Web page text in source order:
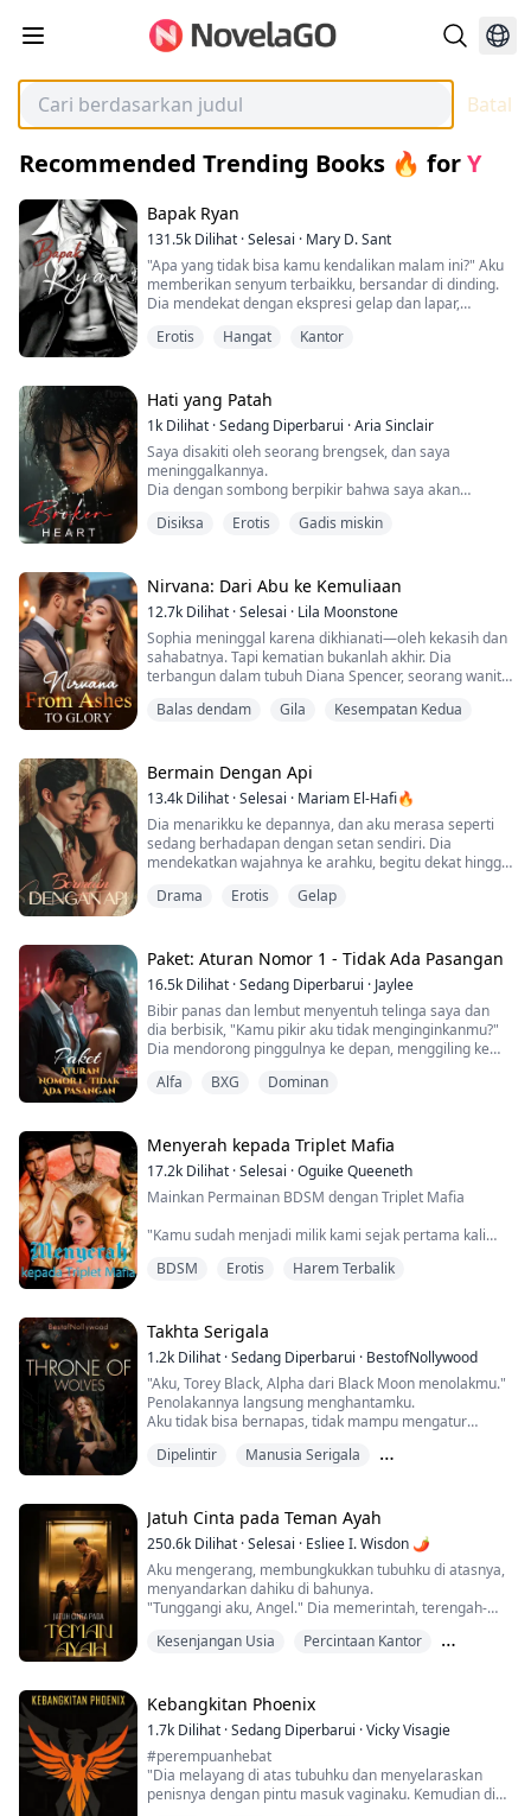
Batal
Recommended Trending Books 🔥 forY
Bapak Ryan
131.5k Dilihat ·Selesai · Mary D. Sant
"Apa yang tidak bisa kamu kendalikan malam ini?" Aku
memberikan senyum terbaikku, bersandar di dinding.
Dia mendekat dengan ekspresi gelap dan lapar,
tangannya meraih wajahku, dan dia menekan tubuhnya
kasar.
Lidahnya membuatku terengah-engah.
"Kalau kamu tidak ikut denganku, aku akan meniduri
kamu di sini." Dia berbisik.
_...
Erotis Hangat Kantor
Hati yang Patah
1k Dilihat ·Sedang Diperbarui ·Aria Sinclair
Saya disakiti oleh seorang brengsek, dan saya
meninggalkannya.
Dia dengan sombong berpikir bahwa saya akan
Dia salah!
lagi; dia dengan malu-malu datang mencariku, bahkan
berlutut untuk memohon perdamaian...
Disiksa Erotis Gadis miskin
Nirvana: Dari Abu ke Kemuliaan
12.7k Dilihat ·Selesai · Lila Moonstone
Sophia meninggal karena dikhianati—oleh kekasih dan
sahabatnya. Tapi kematian bukanlah akhir. Dia
terbangun dalam tubuh Diana Spencer, seorang wanita
Diana dan hasrat membara untuk balas dendam, dia
siap merebut kembali apa yang menjadi miliknya dan
mem...
Balas dendam Gila Kesempatan Kedua
Bermain Dengan Api
13.4k Dilihat ·Selesai · Mariam El-Hafi🔥
Dia menarikku ke depannya, dan aku merasa seperti
sedang berhadapan dengan setan sendiri. Dia
mendekatkan wajahnya ke arahku, begitu dekat hingga
bertabrakan. Aku menelan ludah saat menatapnya
“Kita akan ngobrol sebentar lagi, oke?” Aku tidak bisa
bicara, hanya bisa menatapnya dengan ...
Drama Erotis Gelap
Paket: Aturan Nomor 1 - Tidak Ada Pasangan
16.5k Dilihat ·Sedang Diperbarui · Jaylee
Bibir panas dan lembut menyentuh telinga saya dan
dia berbisik, "Kamu pikir aku tidak menginginkanmu?"
Dia mendorong pinggulnya ke depan, menggiling ke
"Benarkah?" Dia tertawa kecil.
dengan hasrat. "Aku tidak mau kamu menyentuhku."
Saya jatuh ke depan di atas tempat tidur lalu berbalik
untuk menatapnya. Ta...
Alfa BXG Dominan
Menyerah kepada Triplet Mafia
17.2k Dilihat ·Selesai ·Oguike Queeneth
Mainkan Permainan BDSM dengan Triplet Mafia
"Kamu sudah menjadi milik kami sejak pertama kali
Salah satu dari triplet itu berkata, menarik kepalaku ke
belakang untuk bertemu dengan tatapan matanya
yang tajam.
"Kamu adalah milik kami unt...
BDSM Erotis Harem Terbalik
Takhta Serigala
1.2k Dilihat ·Sedang Diperbarui · BestofNollywood
"Aku, Torey Black, Alpha dari Black Moon menolakmu."
Penolakannya langsung menghantamku.
Aku tidak bisa bernapas, tidak mampu mengatur
bisa menahan diriku sendiri saat melihat mobilnya
Aku bahkan tidak bisa menghibur serigalaku, dia
langsung mundur ke belakang pikiranku, melarangku
untuk be...
Dipelintir
Manusia Serigala
Jatuh Cinta pada Teman Ayah
250.6k Dilihat ·Selesai · Esliee I. Wisdon 🌶
Aku mengerang, membungkukkan tubuhku di atasnya,
menyandarkan dahiku di bahunya.
"Tunggangi aku, Angel." Dia memerintah, terengah-
"Masukkan ke dalam, tolong..." Aku memohon,
orgasme yang pernah kurasakan sendiri. Dia hanya
menggesekkan kemaluannya padaku, dan sensasinya...
Kesenjangan Usia
Percintaan Kantor
Kebangkitan Phoenix
1.7k Dilihat ·Sedang Diperbarui ·Vicky Visagie
#perempuanhebat
"Dia melayang di atas tubuhku dan menyelaraskan
penisnya dengan pintu masuk vaginaku. Kemudian dia